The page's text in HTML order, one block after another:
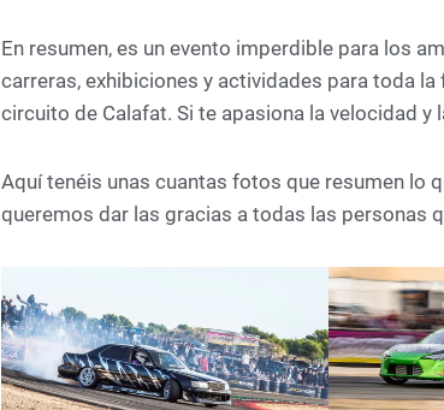
En resumen, es un evento imperdible para los
carreras, exhibiciones y actividades para toda
circuito de Calafat. Si te apasiona la velocidad y
Aquí tenéis unas cuantas fotos que resumen lo
queremos dar las gracias a todas las personas